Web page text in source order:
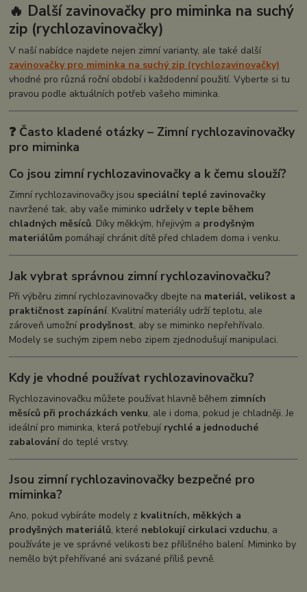
🔥 Další zavinovačky pro miminka na suchý
zip (rychlozavinovačky)
V naší nabídce najdete nejen zimní varianty, ale také další
zavinovačky pro miminka na suchý zip (rychlozavinovačky)
vhodné pro různá roční období i každodenní použití. Vyberte si tu
pravou podle aktuálních potřeb vašeho miminka.
❓ Často kladené otázky – Zimní rychlozavinovačky
pro miminka
Co jsou zimní rychlozavinovačky a k čemu slouží?
Zimní rychlozavinovačky jsou speciální teplé zavinovačky
navržené tak, aby vaše miminko udržely v teple během
chladných měsíců. Díky měkkým, hřejivým a prodyšným
materiálům pomáhají chránit dítě před chladem doma i venku.
Jak vybrat správnou zimní rychlozavinovačku?
Při výběru zimní rychlozavinovačky dbejte na materiál, velikost a
praktičnost zapínání. Kvalitní materiály udrží teplotu, ale
zároveň umožní prodyšnost, aby se miminko nepřehřívalo.
Modely se suchým zipem nebo zipem zjednodušují manipulaci.
Kdy je vhodné používat rychlozavinovačku?
Rychlozavinovačku můžete používat hlavně během zimních
měsíců při procházkách venku, ale i doma, pokud je chladněji. Je
ideální pro miminka, která potřebují rychlé a jednoduché
zabalování do teplé vrstvy.
Jsou zimní rychlozavinovačky bezpečné pro
miminka?
Ano, pokud vybíráte modely z kvalitních, měkkých a
prodyšných materiálů, které neblokují cirkulaci vzduchu, a
používáte je ve správné velikosti bez přílišného balení. Miminko by
nemělo být přehřívané ani svázané příliš pevně.